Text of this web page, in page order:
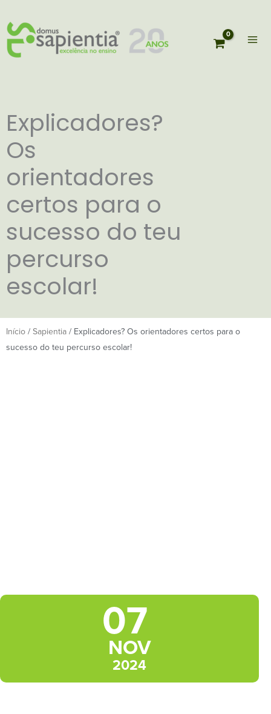
to
content
Explicadores?
Os
orientadores
certos para o
sucesso do teu
percurso
escolar!
Início/Sapientia/ Explicadores? Os orientadores certos para o
sucesso do teu percurso escolar!
07
NOV
2024